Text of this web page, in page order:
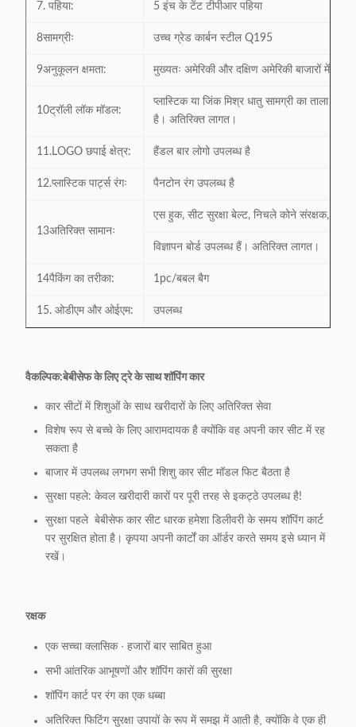
7. पहिया: 5 इंच के टेंट टीपीआर पहिया
8सामग्रीः उच्च ग्रेड कार्बन स्टील Q195
9अनुकूलन क्षमता: मुख्यतः अमेरिकी और दक्षिण अमेरिकी बाजारों में निर्यात
10ट्रॉली लॉक मॉडल:
प्लास्टिक या जिंक मिश्र धातु सामग्री का ताला
है। अतिरिक्त लागत।
11.LOGO छपाई क्षेत्र: हैंडल बार लोगो उपलब्ध है
12.प्लास्टिक पार्ट्स रंगः पैनटोन रंग उपलब्ध है
13अतिरिक्त सामानः
एस हुक, सीट सुरक्षा बेल्ट, निचले कोने संरक्षक, शीर्ष
विज्ञापन बोर्ड उपलब्ध हैं। अतिरिक्त लागत।
14पैकिंग का तरीका: 1pc/बबल बैग
15. ओडीएम और ओईएम: उपलब्ध
वैकल्पिक:बेबीसेफ के लिए ट्रे के साथ शॉपिंग कार
कार सीटों में शिशुओं के साथ खरीदारों के लिए अतिरिक्त सेवा
विशेष रूप से बच्चे के लिए आरामदायक है क्योंकि वह अपनी कार सीट में रह
सकता है
बाजार में उपलब्ध लगभग सभी शिशु कार सीट मॉडल फिट बैठता है
सुरक्षा पहले: केवल खरीदारी कारों पर पूरी तरह से इकट्ठे उपलब्ध है!
सुरक्षा पहले ️ बेबीसेफ कार सीट धारक हमेशा डिलीवरी के समय शॉपिंग कार्ट
पर सुरक्षित होता है। कृपया अपनी कार्टों का ऑर्डर करते समय इसे ध्यान में
रखें।
रक्षक
एक सच्चा क्लासिक ∙ हजारों बार साबित हुआ
सभी आंतरिक आभूषणों और शॉपिंग कारों की सुरक्षा
शॉपिंग कार्ट पर रंग का एक धब्बा
अतिरिक्त फिटिंग सुरक्षा उपायों के रूप में समझ में आती है, क्योंकि वे एक ही